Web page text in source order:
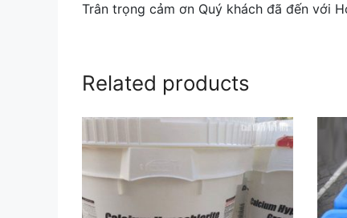
Trân trọng cảm ơn Quý khách đã đến với
Related products